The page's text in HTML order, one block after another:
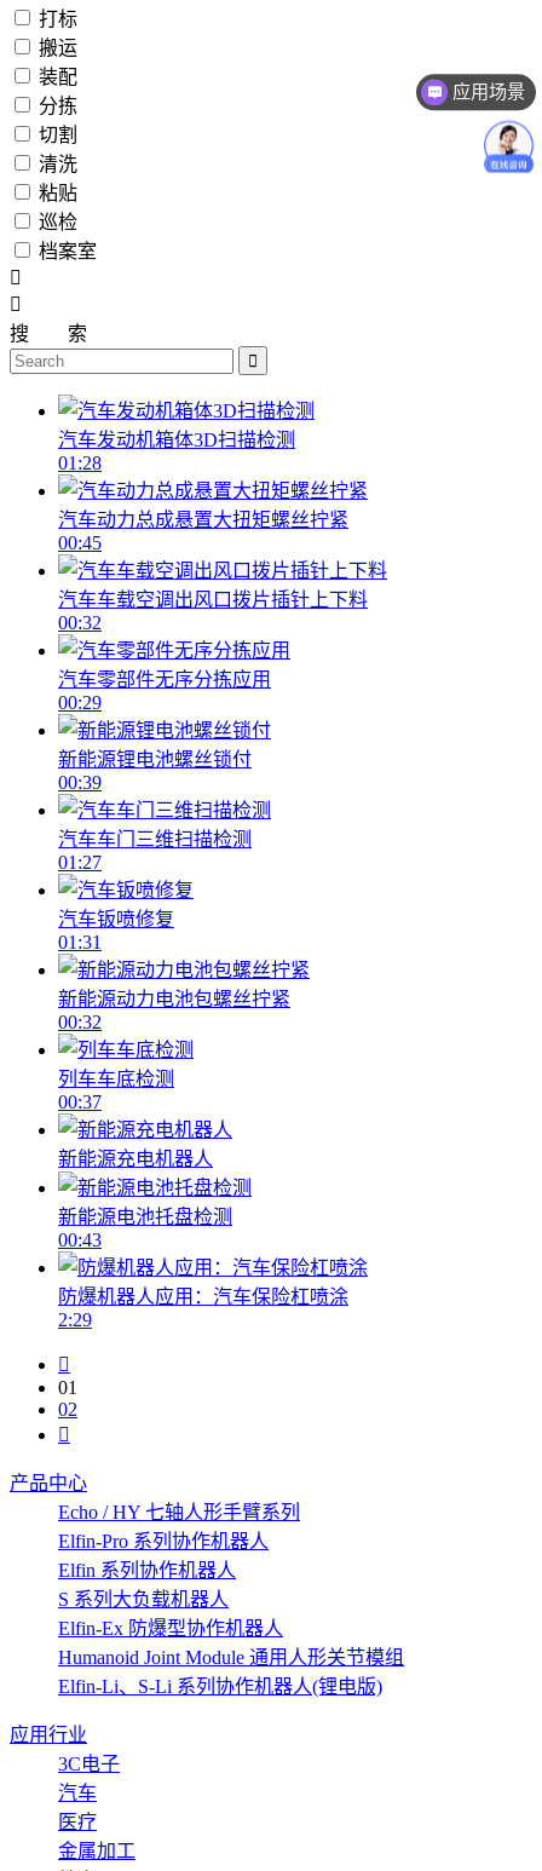
打标
搬运
装配
分拣
切割
清洗
粘贴
巡检
档案室
搜 索
汽车发动机箱体3D扫描检测
01:28
汽车动力总成悬置大扭矩螺丝拧紧
00:45
汽车车载空调出风口拨片插针上下料
00:32
汽车零部件无序分拣应用
00:29
新能源锂电池螺丝锁付
00:39
汽车车门三维扫描检测
01:27
汽车钣喷修复
01:31
新能源动力电池包螺丝拧紧
00:32
列车车底检测
00:37
新能源充电机器人
新能源电池托盘检测
00:43
防爆机器人应用：汽车保险杠喷涂
2:29
01
02
产品中心
Echo / HY 七轴人形手臂系列
Elfin-Pro 系列协作机器人
Elfin 系列协作机器人
S 系列大负载机器人
Elfin-Ex 防爆型协作机器人
Humanoid Joint Module 通用人形关节模组
Elfin-Li、S-Li 系列协作机器人(锂电版)
应用行业
3C电子
汽车
医疗
金属加工
应用场景
价格咨询